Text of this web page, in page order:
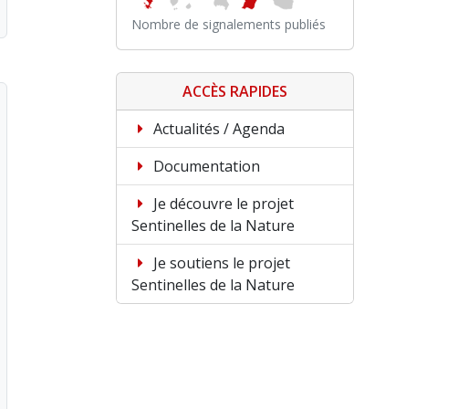
Nombre de signalements publiés
ACCÈS RAPIDES
Actualités / Agenda
Documentation
Je découvre le projet
Sentinelles de la Nature
Je soutiens le projet
Sentinelles de la Nature